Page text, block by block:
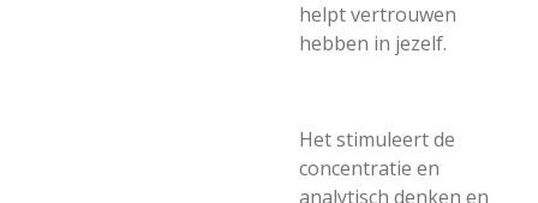
helpt vertrouwen
hebben in jezelf.
Het stimuleert de
concentratie en
analytisch denken en